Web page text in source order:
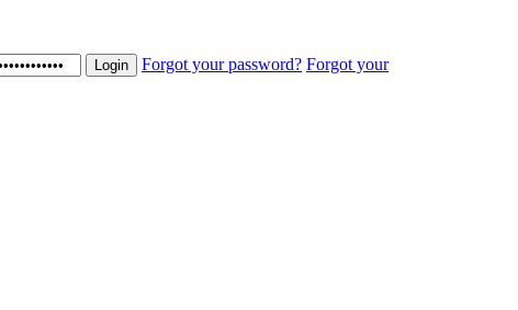
Login Forgot your password? Forgot your